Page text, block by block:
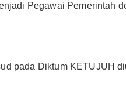
Pegawai Pemerintah
pada Diktum KETUJUH